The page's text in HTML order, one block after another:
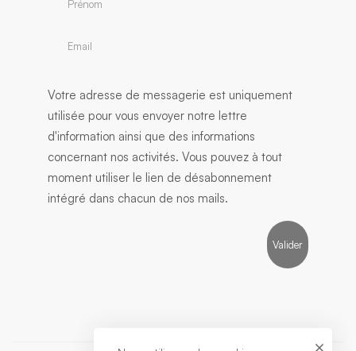
Votre adresse de messagerie est uniquement
utilisée pour vous envoyer notre lettre
d'information ainsi que des informations
concernant nos activités. Vous pouvez à tout
moment utiliser le lien de désabonnement
intégré dans chacun de nos mails.